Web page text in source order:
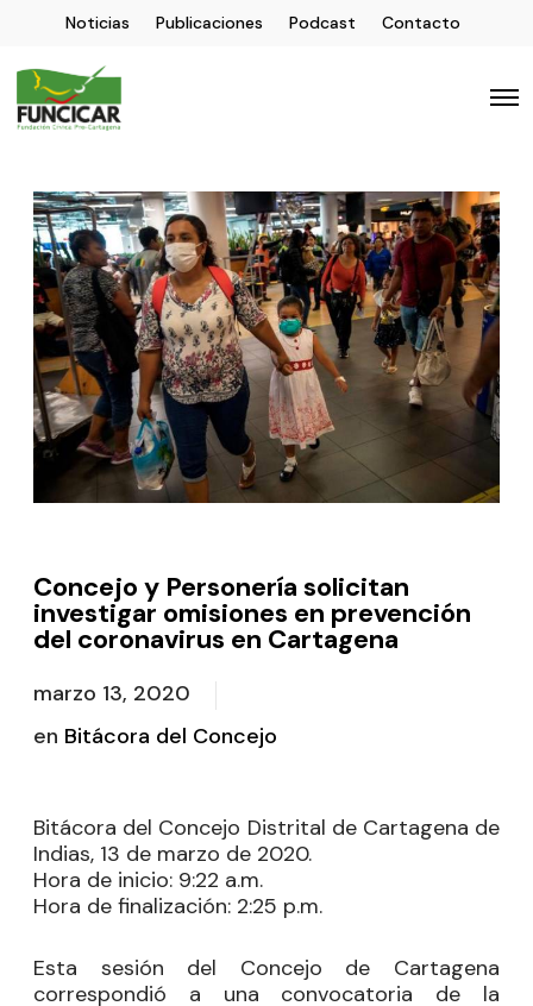
Noticias Publicaciones Podcast Contacto
Concejo y Personería solicitan
investigar omisiones en prevención
del coronavirus en Cartagena
marzo 13, 2020
en Bitácora del Concejo
Bitácora del Concejo Distrital de Cartagena de
Indias, 13 de marzo de 2020.
Hora de inicio: 9:22 a.m.
Hora de finalización: 2:25 p.m.
Esta sesión del Concejo de Cartagena
correspondió a una convocatoria de la